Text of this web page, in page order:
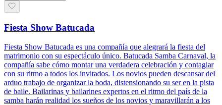
Fiesta Show Batucada
Fiesta Show Batucada es una compañía que alegrará la fiesta del
matrimonio con su espectáculo único. Batucada Samba Carnaval, la
compañía sabe cómo montar una verdadera celebración y contagiar
con su ritmo a todos los invitados. Los novios pueden descansar del
arduo trabajo de organizar la boda, distensionando su ser en la pista
de baile. Bailarinas y bailarines expertos en el ritmo del país de la
samba harán realidad los sueños de los novios y maravillarán a los